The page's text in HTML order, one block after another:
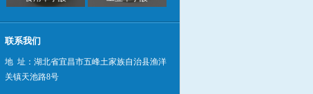
联系我们
地 址：湖北省宜昌市五峰土家族自治县渔洋
关镇天池路8号